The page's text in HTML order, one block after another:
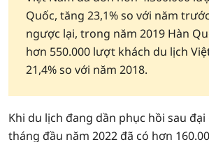
Quốc, tăng 23,1% so với năm
ngược lại, trong năm 2019 Hàn
hơn 550.000 lượt khách du lịch
21,4% so với năm 2018.
Khi du lịch đang dần phục hồi sau
tháng đầu năm 2022 đã có hơn